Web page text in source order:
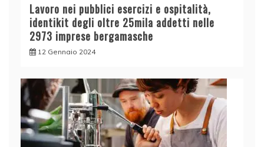
Lavoro nei pubblici esercizi e ospitalità,
identikit degli oltre 25mila addetti nelle
2973 imprese bergamasche
12 Gennaio 2024